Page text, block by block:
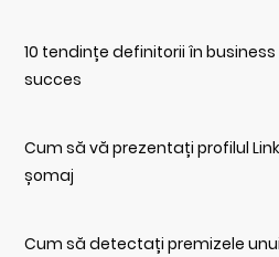
10 tendințe definitorii în
succes
Cum să vă prezentați profilul
șomaj
Cum să detectați premizele